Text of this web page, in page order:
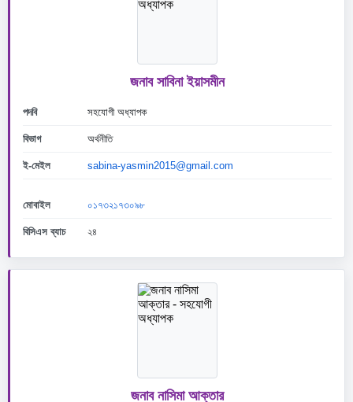
জনাব সাবিনা ইয়াসমীন
পদবি সহযোগী অধ্যাপক
বিভাগ অর্থনীতি
ই-মেইল sabina-yasmin2015@gmail.com
মোবাইল ০১৭৩২১৭৩০৯৮
বিসিএস ব্যাচ ২৪
জনাব নাসিমা আক্তার